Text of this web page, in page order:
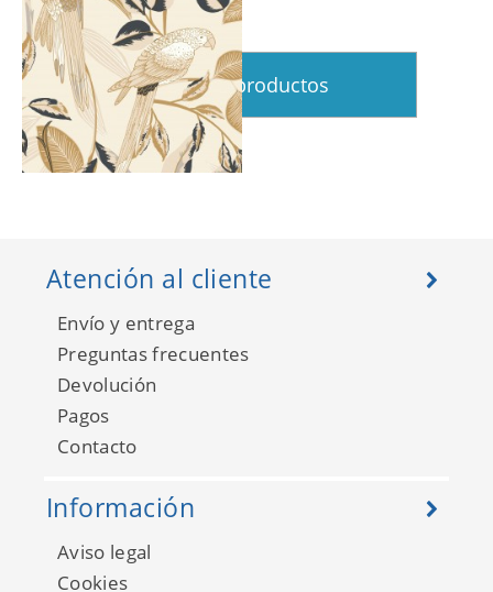
Golden Age 103790725
Ver más productos
Atención al cliente
Envío y entrega
Preguntas frecuentes
Devolución
Pagos
Contacto
Información
Aviso legal
Cookies